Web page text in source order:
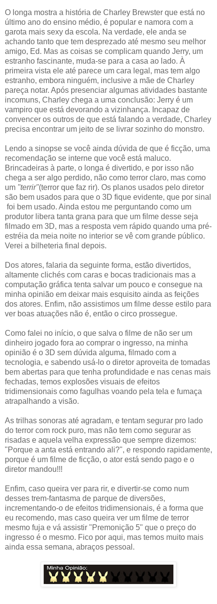
O longa mostra a história de Charley Brewster que está no
último ano do ensino médio, é popular e namora com a
garota mais sexy da escola. Na verdade, ele anda se
achando tanto que tem desprezado até mesmo seu melhor
amigo, Ed. Mas as coisas se complicam quando Jerry, um
estranho fascinante, muda-se para a casa ao lado. À
primeira vista ele até parece um cara legal, mas tem algo
estranho, embora ninguém, inclusive a mãe de Charley
pareça notar. Após presenciar algumas atividades bastante
incomuns, Charley chega a uma conclusão: Jerry é um
vampiro que está devorando a vizinhança. Incapaz de
convencer os outros de que está falando a verdade, Charley
precisa encontrar um jeito de se livrar sozinho do monstro.
Lendo a sinopse se você ainda dúvida de que é ficção, uma
recomendação se interne que você está maluco.
Brincadeiras à parte, o longa é divertido, e por isso não
chega a ser algo perdido, não como terror claro, mas como
um "terrir"(terror que faz rir). Os planos usados pelo diretor
são bem usados para que o 3D fique evidente, que por sinal
foi bem usado. Ainda estou me perguntando como um
produtor libera tanta grana para que um filme desse seja
filmado em 3D, mas a resposta vem rápido quando uma pré-
estréia da meia noite no interior se vê com grande público.
Verei a bilheteria final depois.
Dos atores, falaria da seguinte forma, estão divertidos,
altamente clichés com caras e bocas tradicionais mas a
computação gráfica tenta salvar um pouco e consegue na
minha opinião em deixar mais esquisito ainda as feições
dos atores. Enfim, não assistimos um filme desse estilo para
ver boas atuações não é, então o circo prossegue.
Como falei no início, o que salva o filme de não ser um
dinheiro jogado fora ao comprar o ingresso, na minha
opinião é o 3D sem dúvida alguma, filmado com a
tecnologia, e sabendo usá-lo o diretor aproveita de tomadas
bem abertas para que tenha profundidade e nas cenas mais
fechadas, temos explosões visuais de efeitos
tridimensionais como fagulhas voando pela tela e fumaça
atrapalhando a visão.
As trilhas sonoras até agradam, e tentam segurar pro lado
do terror com rock puro, mas não tem como segurar as
risadas e aquela velha expressão que sempre dizemos:
"Porque a anta está entrando ali?", e respondo rapidamente,
porque é um filme de ficção, o ator está sendo pago e o
diretor mandou!!!
Enfim, caso queira ver para rir, e divertir-se como num
desses trem-fantasma de parque de diversões,
incrementando-o de efeitos tridimensionais, é a forma que
eu recomendo, mas caso queira ver um filme de terror
mesmo fuja e vá assistir "Premonição 5" que o preço do
ingresso é o mesmo. Fico por aqui, mas temos muito mais
ainda essa semana, abraços pessoal.